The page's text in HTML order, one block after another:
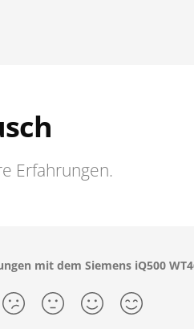
Erfahrungen.
mit dem Siemens iQ500